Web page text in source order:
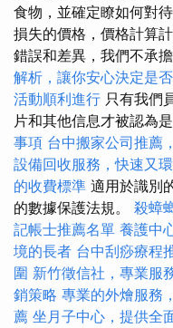
食物，並確定瞭如何對
損失的價格，價格計算
錯誤和差異，我們不承
解析，讓你安心決定是
活動順利進行 只有我們
片和其他信息才被認為
事項 台中搬家公司推薦
設備回收服務，快速又
的收費標準 適用於識別
的數據保護法規。 殺蟑
記帳士推薦名單 養護中
境的長者 台中刮痧療程
圍 新竹徵信社，專業服
銷策略 專業的外燴服務
薦 坐月子中心，提供全